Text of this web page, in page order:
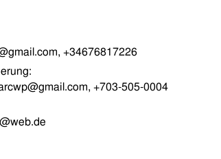
+34676817226
+703-505-0004